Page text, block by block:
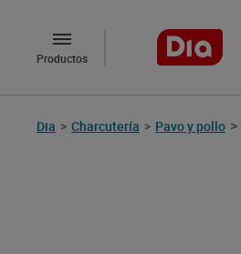
Productos
Dia > Charcutería > Pavo y pollo >